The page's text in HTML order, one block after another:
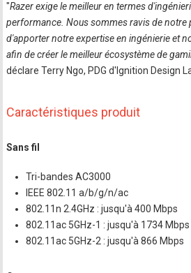
"Razer exige le meilleur en termes
performance. Nous sommes ravis de notre
d'apporter notre expertise en ingénierie et
afin de créer le meilleur écosystème de
déclare Terry Ngo, PDG d'Ignition Design
Caractéristiques produit
Sans fil
Tri-bandes AC3000
IEEE 802.11 a/b/g/n/ac
802.11n 2.4GHz : jusqu'à 400 Mbps
802.11ac 5GHz-1 : jusqu'à 1734 Mbps
802.11ac 5GHz-2 : jusqu'à 866 Mbps